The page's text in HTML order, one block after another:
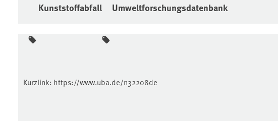
Kunststoffabfall Umweltforschungsdatenbank
Kurzlink: https://www.uba.de/n32208de